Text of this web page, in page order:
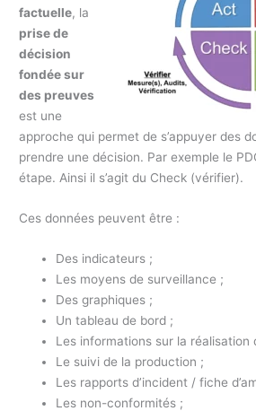
factuelle, la
prise de
décision
fondée sur
des preuves
est une
approche qui permet de s’appuyer des
prendre une décision. Par exemple le
étape. Ainsi il s’agit du Check (vérifier).
Ces données peuvent être :
Des indicateurs ;
Les moyens de surveillance ;
Des graphiques ;
Un tableau de bord ;
Les informations sur la réalisation
Le suivi de la production ;
Les rapports d’incident / fiche
Les non-conformités ;